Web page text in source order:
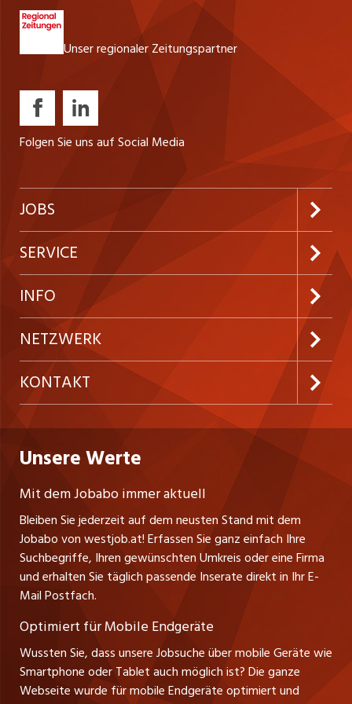
Beanstandungen und Retouren
Unser regionaler Zeitungspartner
Folgen Sie uns auf Social Media
JOBS
Jobabo abonnieren
Neue Stellen
Festanstellungen
Temporäre Jobs
Praktika
Lehrstellen
Führungspositionen
Management / Kader-Jobs
SERVICE
Kundenlogin
Inserieren
Firmen
Personalvermittler
INFO
Preise und Leistungen
AGB
Datenschutzerklärung
Impressum
NETZWERK
ostjob.ch
jobzüri.ch
jobmittelland.ch
jobbern.ch
jobbasel.ch
zentraljob.ch
myjob.ch
schaffu.ch (VS)
KONTAKT
Gutenbergstrasse 1
A-6858 Schwarzach
Stefan Spötl
Tel. +43 664 39 47 47 7
Leiter westjob.at
Andrea Graf
Tel. +43 664 20 30 02 1
Verkauf und Beratung
Unsere Werte
Mit dem Jobabo immer aktuell
Bleiben Sie jederzeit auf dem neusten Stand mit dem
Jobabo von westjob.at! Erfassen Sie ganz einfach Ihre
Suchbegriffe, Ihren gewünschten Umkreis oder eine Firma
und erhalten Sie täglich passende Inserate direkt in Ihr E-
Mail Postfach.
Optimiert für Mobile Endgeräte
Wussten Sie, dass unsere Jobsuche über mobile Geräte wie
Smartphone oder Tablet auch möglich ist? Die ganze
Webseite wurde für mobile Endgeräte optimiert und